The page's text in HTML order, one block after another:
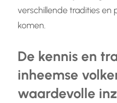
verschillende tradities en
komen.
De kennis en
inheemse
waardevolle